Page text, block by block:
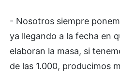
- Nosotros siempre
ya llegando a la fecha en
elaboran la masa, si
de las 1.000, producimos